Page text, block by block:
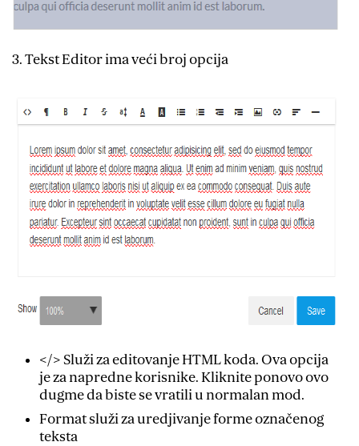
3. Tekst Editor ima veći broj opcija
</> Služi za editovanje HTML koda. Ova opcija
je za napredne korisnike. Kliknite ponovo ovo
dugme da biste se vratili u normalan mod.
Format služi za uredjivanje forme označenog
teksta